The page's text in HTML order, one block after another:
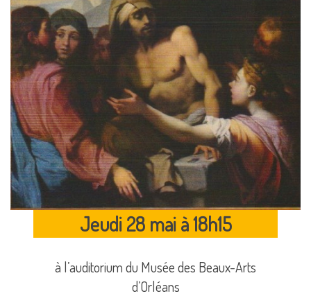
Jeudi 28 mai à 18h15
à l’auditorium du Musée des Beaux-Arts
d’Orléans